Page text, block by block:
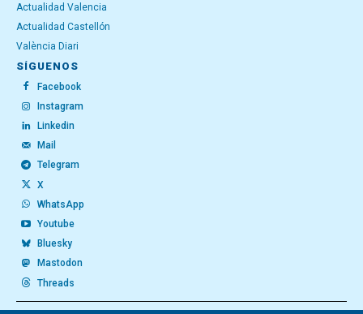
Actualidad Valencia
Actualidad Castellón
València Diari
SÍGUENOS
Facebook
Instagram
Linkedin
Mail
Telegram
X
WhatsApp
Youtube
Bluesky
Mastodon
Threads